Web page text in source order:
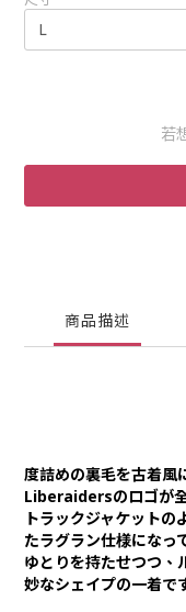
若
商品描述
度詰めの裏毛を古着風
Liberaidersのロゴが
トラックジャケットの
たラグラン仕様になっ
ゆとりを持たせつつ、
妙なシェイプの一着で